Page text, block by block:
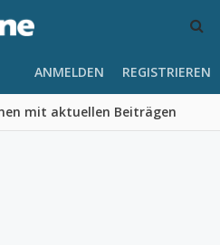
mit aktuellen Beiträgen
ANMELDEN REGISTRIEREN